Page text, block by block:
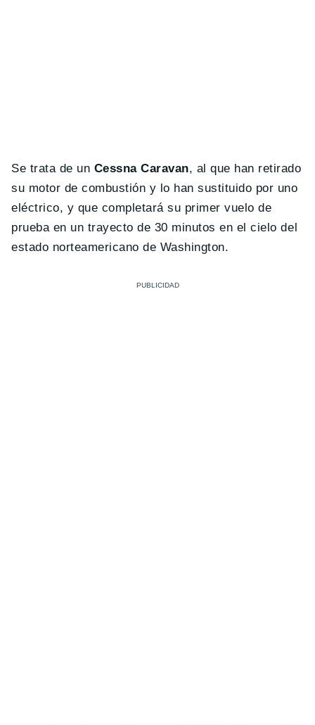
Se trata de un Cessna Caravan, al que han retirado
su motor de combustión y lo han sustituido por uno
eléctrico, y que completará su primer vuelo de
prueba en un trayecto de 30 minutos en el cielo del
estado norteamericano de Washington.